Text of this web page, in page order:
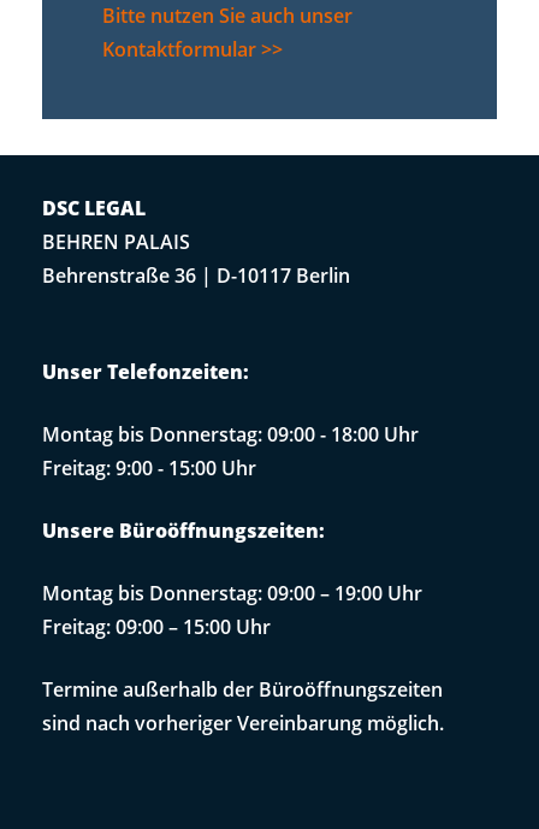
Bitte nutzen Sie auch unser
Kontaktformular >>
DSC LEGAL
BEHREN PALAIS
Behrenstraße 36 | D-10117 Berlin
Unser Telefonzeiten:
Montag bis Donnerstag: 09:00 - 18:00 Uhr
Freitag: 9:00 - 15:00 Uhr
Unsere Büroöffnungszeiten:
Montag bis Donnerstag: 09:00 – 19:00 Uhr
Freitag: 09:00 – 15:00 Uhr
Termine außerhalb der Büroöffnungszeiten
sind nach vorheriger Vereinbarung möglich.